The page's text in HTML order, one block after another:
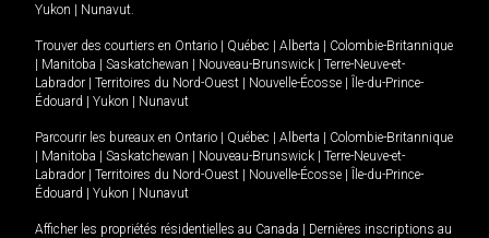
Yukon | Nunavut
Trouver des courtiers en Ontario | Québec | Alberta | Colombie-Britannique
| Manitoba | Saskatchewan | Nouveau-Brunswick | Terre-Neuve-et-
Labrador | Territoires du Nord-Ouest | Nouvelle-Écosse | Île-du-Prince-
Édouard | Yukon | Nunavut
Parcourir les bureaux en Ontario | Québec | Alberta | Colombie-Britannique
| Manitoba | Saskatchewan | Nouveau-Brunswick | Terre-Neuve-et-
Labrador | Territoires du Nord-Ouest | Nouvelle-Écosse | Île-du-Prince-
Édouard | Yukon | Nunavut
Afficher les propriétés résidentielles au Canada | Dernières inscriptions au